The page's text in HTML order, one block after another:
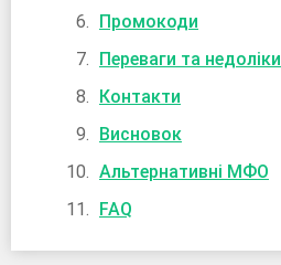
Промокоди
Переваги та недоліки
Контакти
Висновок
Альтернативні МФО
FAQ